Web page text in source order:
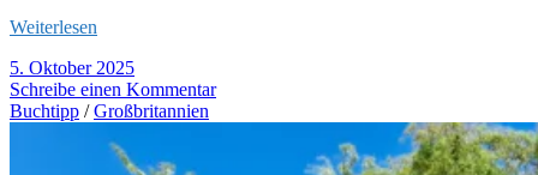
Weiterlesen
5. Oktober 2025
Schreibe einen Kommentar
Buchtipp /Großbritannien